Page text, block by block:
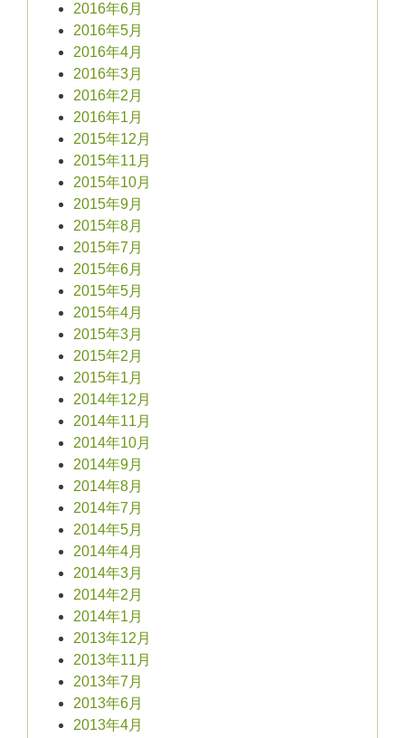
2016年6月
2016年5月
2016年4月
2016年3月
2016年2月
2016年1月
2015年12月
2015年11月
2015年10月
2015年9月
2015年8月
2015年7月
2015年6月
2015年5月
2015年4月
2015年3月
2015年2月
2015年1月
2014年12月
2014年11月
2014年10月
2014年9月
2014年8月
2014年7月
2014年5月
2014年4月
2014年3月
2014年2月
2014年1月
2013年12月
2013年11月
2013年7月
2013年6月
2013年4月